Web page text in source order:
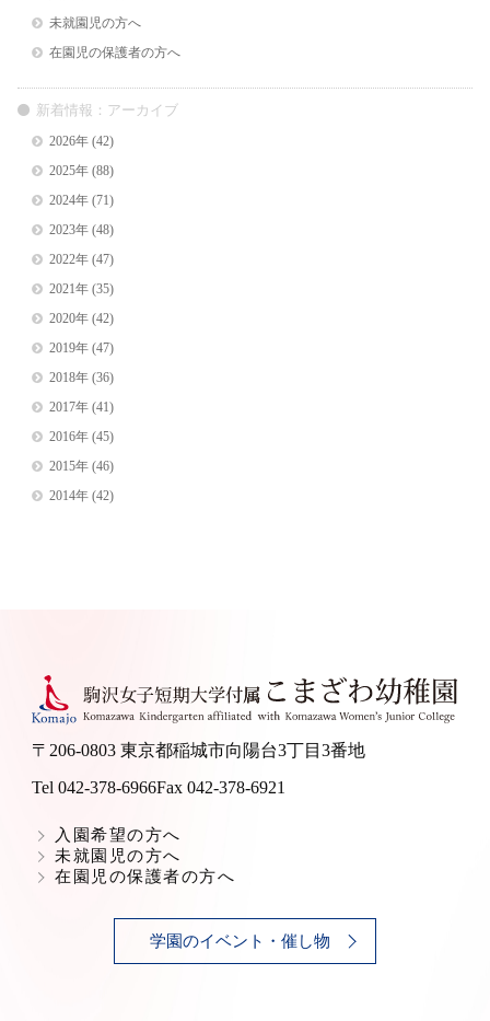
未就園児の方へ
在園児の保護者の方へ
新着情報：アーカイブ
2026年(42)
2025年(88)
2024年(71)
2023年(48)
2022年(47)
2021年(35)
2020年(42)
2019年(47)
2018年(36)
2017年(41)
2016年(45)
2015年(46)
2014年(42)
〒206-0803 東京都稲城市向陽台3丁目3番地
Tel 042-378-6966Fax 042-378-6921
入園希望の方へ
未就園児の方へ
在園児の保護者の方へ
学園のイベント・催し物